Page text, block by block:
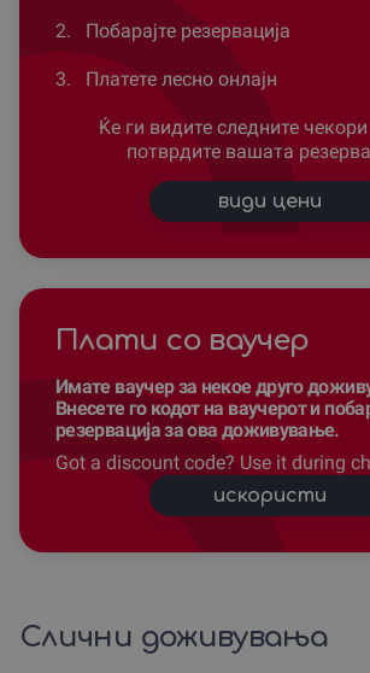
2. Побарајте резервација
3. Платете лесно онлајн
Ќе ги видите следните чекори
потврдите вашата
види цени
Плати со ваучер
Имате ваучер за некое друго
Внесете го кодот на ваучерот и
резервација за ова доживување.
Got a discount code? Use it during
искористи
Слични доживувања